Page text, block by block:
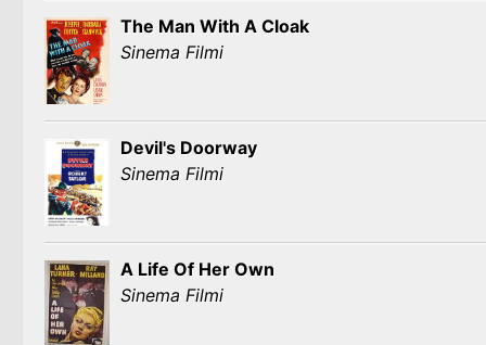
The Man With A Cloak
Sinema Filmi
Devil's Doorway
Sinema Filmi
A Life Of Her Own
Sinema Filmi